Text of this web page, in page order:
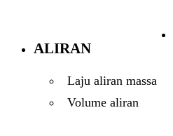
ALIRAN
Laju aliran massa
Volume aliran